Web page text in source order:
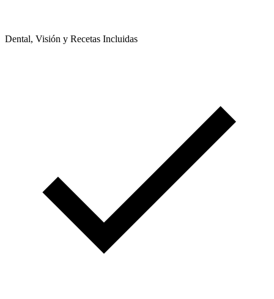
Dental, Visión y Recetas Incluidas